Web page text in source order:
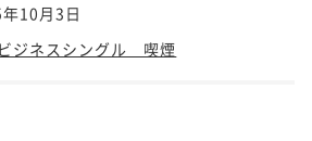
10月3日
ジネスシングル 喫煙